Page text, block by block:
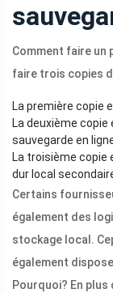
Comment faire un
faire trois copies
La première copie
La deuxième
sauvegarde en
La troisième copie
dur local
Certains
également des
stockage local.
également
Pourquoi? En